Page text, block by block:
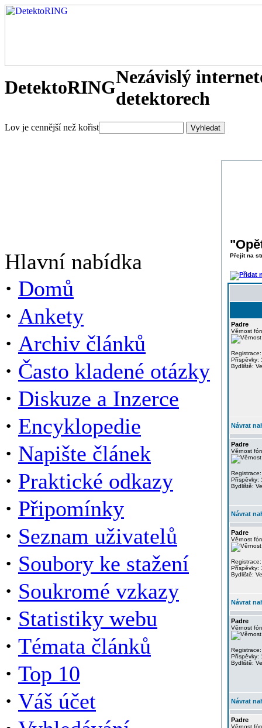
DetektoRINGNezávislý
detektorech
Lov je cennější než kořist
Hlavní nabídka
· Domů
· Ankety
· Archiv článků
· Často kladené otázky
· Diskuze a Inzerce
· Encyklopedie
· Napište článek
· Praktické odkazy
· Připomínky
· Seznam uživatelů
· Soubory ke stažení
· Soukromé vzkazy
· Statistiky webu
· Témata článků
· Top 10
· Váš účet
Přejít na
Padre
Věrnost
Příspěvky:
Bydliště:
Návrat
Padre
Věrnost
Příspěvky:
Bydliště:
Návrat
Padre
Věrnost
Příspěvky:
Bydliště:
Návrat
Padre
Věrnost
Příspěvky:
Bydliště:
Návrat
Padre
Věrnost